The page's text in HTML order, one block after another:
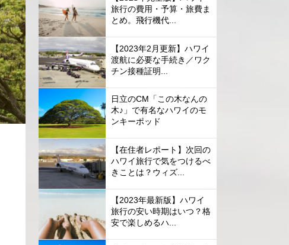
旅行の費用・予算・旅費ま
とめ。飛行機代...
【2023年2月更新】ハワイ
渡航に必要な手続き／ワク
チン接種証明...
日立のCM「この木なんの
木♪」で有名なハワイのモ
ンキーポッド
【在住者レポート】次回の
ハワイ旅行で気をつけるべ
きことは？ウィズ...
【2023年最新版】ハワイ
旅行の安い時期はいつ？格
安で楽しめるハ...